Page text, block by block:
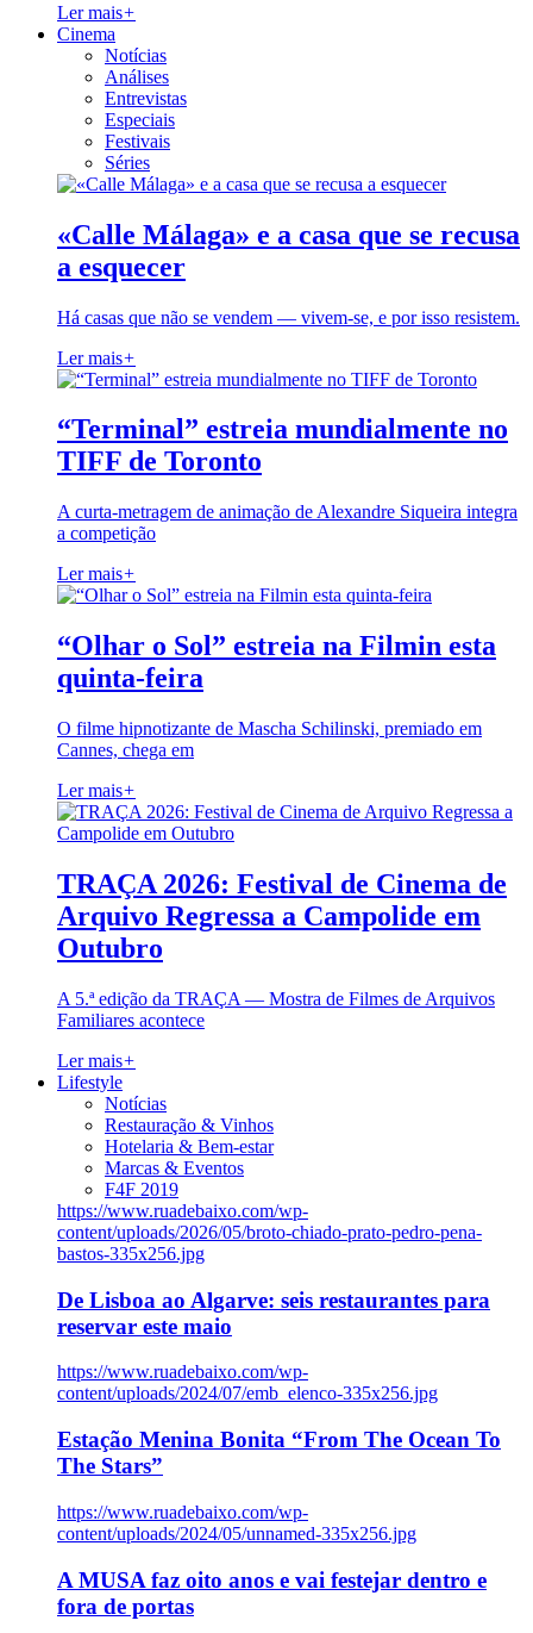
Ler mais+
Cinema
Notícias
Análises
Entrevistas
Especiais
Festivais
Séries
«Calle Málaga» e a casa que se recusa
a esquecer
Há casas que não se vendem — vivem-se, e por isso resistem.
Ler mais+
“Terminal” estreia mundialmente no
TIFF de Toronto
A curta-metragem de animação de Alexandre Siqueira integra
a competição
Ler mais+
“Olhar o Sol” estreia na Filmin esta
quinta-feira
O filme hipnotizante de Mascha Schilinski, premiado em
Cannes, chega em
Ler mais+
TRAÇA 2026: Festival de Cinema de
Arquivo Regressa a Campolide em
Outubro
A 5.ª edição da TRAÇA — Mostra de Filmes de Arquivos
Familiares acontece
Ler mais+
Lifestyle
Notícias
Restauração & Vinhos
Hotelaria & Bem-estar
Marcas & Eventos
F4F 2019
https://www.ruadebaixo.com/wp-
content/uploads/2026/05/broto-chiado-prato-pedro-pena-
bastos-335x256.jpg
De Lisboa ao Algarve: seis restaurantes para
reservar este maio
https://www.ruadebaixo.com/wp-
content/uploads/2024/07/emb_elenco-335x256.jpg
Estação Menina Bonita “From The Ocean To
The Stars”
https://www.ruadebaixo.com/wp-
content/uploads/2024/05/unnamed-335x256.jpg
A MUSA faz oito anos e vai festejar dentro e
fora de portas